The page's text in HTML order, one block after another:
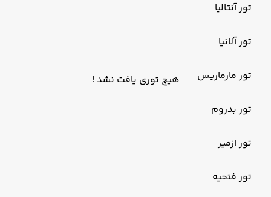
تور آنتالیا
تور آلانیا
تور مارماریس
تور بدروم
تور ازمیر
تور فتحیه
هیچ توری یافت نشد !